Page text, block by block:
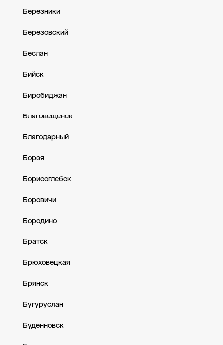
Березники
Березовский
Беслан
Бийск
Биробиджан
Благовещенск
Благодарный
Борзя
Борисоглебск
Боровичи
Бородино
Братск
Брюховецкая
Брянск
Бугуруслан
Буденновск